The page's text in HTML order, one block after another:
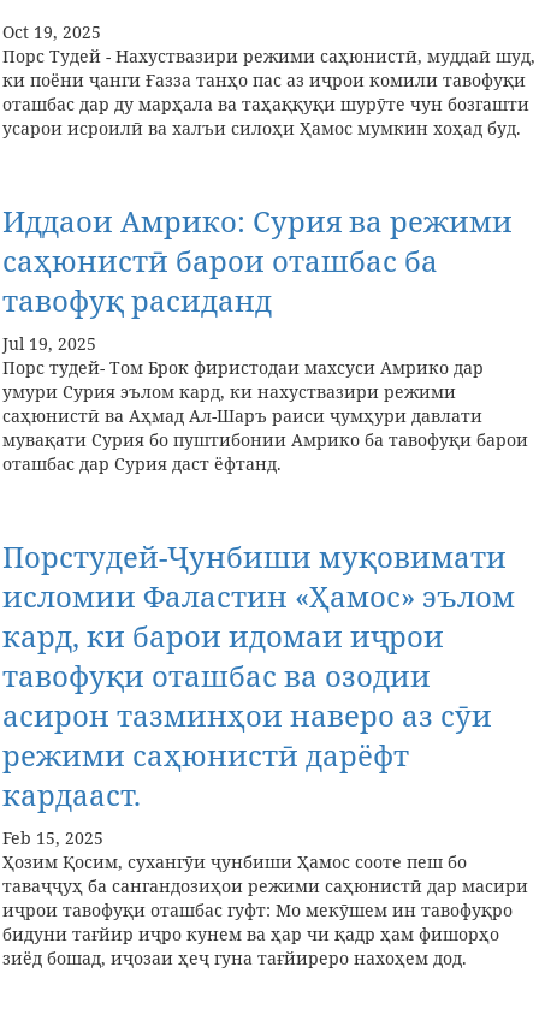
Oct 19, 2025
Порс Тудей - Нахуствазири режими саҳюнистӣ, муддаӣ шуд,
ки поёни ҷанги Ғазза танҳо пас аз иҷрои комили тавофуқи
оташбас дар ду марҳала ва таҳаққуқи шурӯте чун бозгашти
усарои исроилӣ ва халъи силоҳи Ҳамос мумкин хоҳад буд.
Иддаои Амрико: Сурия ва режими
саҳюнистӣ барои оташбас ба
тавофуқ расиданд
Jul 19, 2025
Порс тудей- Том Брок фиристодаи махсуси Амрико дар
умури Сурия эълом кард, ки нахуствазири режими
саҳюнистӣ ва Аҳмад Ал-Шаръ раиси ҷумҳури давлати
мувақати Сурия бо пуштибонии Амрико ба тавофуқи барои
оташбас дар Сурия даст ёфтанд.
Порстудей-Ҷунбиши муқовимати
исломии Фаластин «Ҳамос» эълом
кард, ки барои идомаи иҷрои
тавофуқи оташбас ва озодии
асирон тазминҳои наверо аз сӯи
режими саҳюнистӣ дарёфт
кардааст.
Feb 15, 2025
Ҳозим Қосим, сухангӯи ҷунбиши Ҳамос сооте пеш бо
таваҷҷуҳ ба сангандозиҳои режими саҳюнистӣ дар масири
иҷрои тавофуқи оташбас гуфт: Мо мекӯшем ин тавофуқро
бидуни тағйир иҷро кунем ва ҳар чи қадр ҳам фишорҳо
зиёд бошад, иҷозаи ҳеҷ гуна тағйиреро нахоҳем дод.